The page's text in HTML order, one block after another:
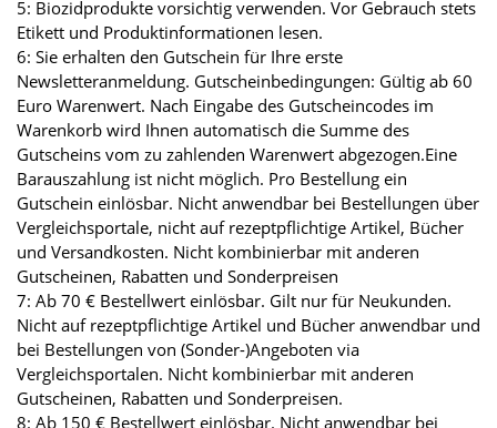
5: Biozidprodukte vorsichtig verwenden. Vor Gebrauch stets
Etikett und Produktinformationen lesen.
6: Sie erhalten den Gutschein für Ihre erste
Newsletteranmeldung. Gutscheinbedingungen: Gültig ab 60
Euro Warenwert. Nach Eingabe des Gutscheincodes im
Warenkorb wird Ihnen automatisch die Summe des
Gutscheins vom zu zahlenden Warenwert abgezogen.Eine
Barauszahlung ist nicht möglich. Pro Bestellung ein
Gutschein einlösbar. Nicht anwendbar bei Bestellungen über
Vergleichsportale, nicht auf rezeptpflichtige Artikel, Bücher
und Versandkosten. Nicht kombinierbar mit anderen
Gutscheinen, Rabatten und Sonderpreisen
7: Ab 70 € Bestellwert einlösbar. Gilt nur für Neukunden.
Nicht auf rezeptpflichtige Artikel und Bücher anwendbar und
bei Bestellungen von (Sonder-)Angeboten via
Vergleichsportalen. Nicht kombinierbar mit anderen
Gutscheinen, Rabatten und Sonderpreisen.
8: Ab 150 € Bestellwert einlösbar. Nicht anwendbar bei